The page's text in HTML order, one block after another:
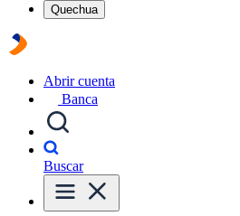
Quechua
Abrir cuenta
Banca
Buscar